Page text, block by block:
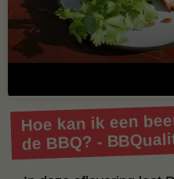
Hoe kan ik een
de BBQ? -